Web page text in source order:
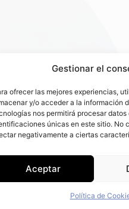
Gestionar el
ofrecer las mejores experiencias,
y/o acceder a la información
nos permitirá procesar
únicas en este sitio. No
negativamente a ciertas
Aceptar
Política de